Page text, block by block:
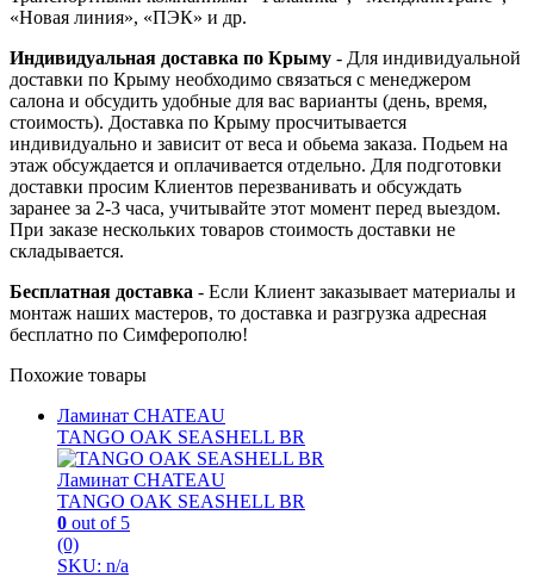
«Новая линия», «ПЭК» и др.
Индивидуальная доставка по Крыму - Для индивидуальной
доставки по Крыму необходимо связаться с менеджером
салона и обсудить удобные для вас варианты (день, время,
стоимость). Доставка по Крыму просчитывается
индивидуально и зависит от веса и обьема заказа. Подьем на
этаж обсуждается и оплачивается отдельно. Для подготовки
доставки просим Клиентов перезванивать и обсуждать
заранее за 2-3 часа, учитывайте этот момент перед выездом.
При заказе нескольких товаров стоимость доставки не
складывается.
Бесплатная доставка - Если Клиент заказывает материалы и
монтаж наших мастеров, то доставка и разгрузка адресная
бесплатно по Симферополю!
Похожие товары
Ламинат CHATEAU
TANGO OAK SEASHELL BR
Ламинат CHATEAU
TANGO OAK SEASHELL BR
0 out of 5
(0)
SKU: n/a